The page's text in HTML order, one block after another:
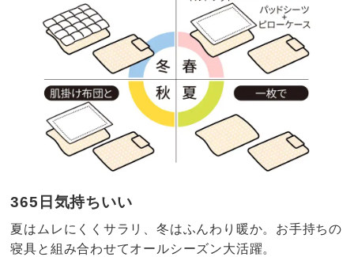
365日気持ちいい
夏はムレにくくサラリ、冬はふんわり暖か。お手持ちの
寝具と組み合わせてオールシーズン大活躍。